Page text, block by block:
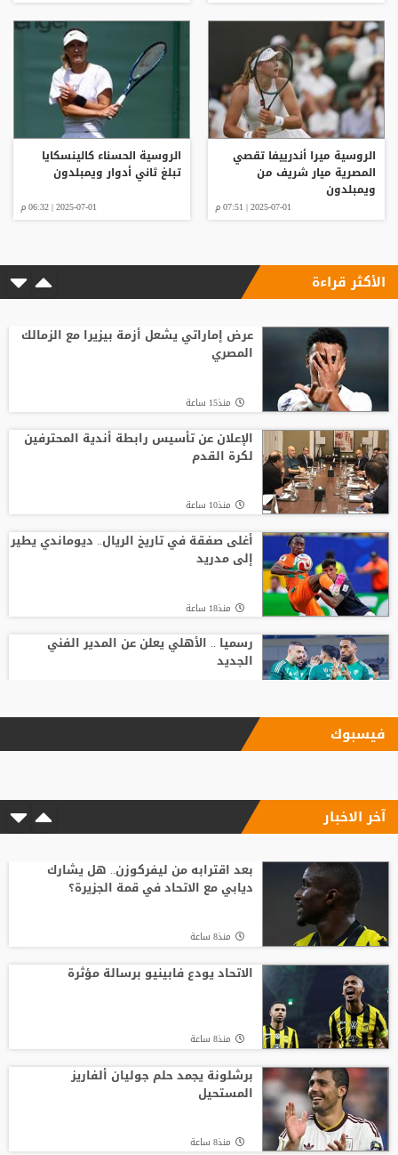
الروسية ميرا أندرييفا تقصي
المصرية ميار شريف من
ويمبلدون
2025-07-01 | 07:51 م
الروسية الحسناء كالينسكايا
تبلغ ثاني أدوار ويمبلدون
2025-07-01 | 06:32 م
الأكثر قراءة
عرض إماراتي يشعل أزمة بيزيرا مع الزمالك
المصري
منذ15 ساعة
الإعلان عن تأسيس رابطة أندية المحترفين
لكرة القدم
منذ10 ساعة
أغلى صفقة في تاريخ الريال.. ديوماندي يطير
إلى مدريد
منذ18 ساعة
رسميا .. الأهلي يعلن عن المدير الفني
الجديد
الاتحاد يودع فابينيو برسالة مؤثرة
رودري يحسم قراره ويختار وجهته المقبلة
أسطورة التحكيم الإنجليزي يلحق بمحمد
صلاح في تركيا رسميًا
مدرب الأهلي الجديد ينذر بموسم صفري ..
فيسبوك
آخر الاخبار
بعد اقترابه من ليفركوزن.. هل يشارك
ديابي مع الاتحاد في قمة الجزيرة؟
منذ8 ساعة
الاتحاد يودع فابينيو برسالة مؤثرة
منذ8 ساعة
برشلونة يجمد حلم جوليان ألفاريز
المستحيل
منذ8 ساعة